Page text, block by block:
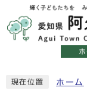
現在位置 ホーム